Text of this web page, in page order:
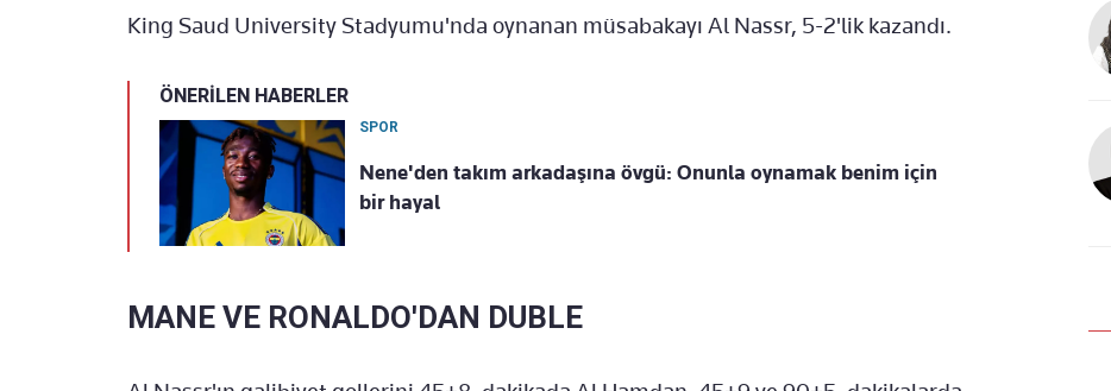
King Saud University Stadyumu'nda oynanan müsabakayı Al Nassr, 5-2'lik kazandı.
ÖNERİLEN HABERLER
SPOR
Nene'den takım arkadaşına övgü: Onunla oynamak benim için
bir hayal
MANE VE RONALDO'DAN DUBLE